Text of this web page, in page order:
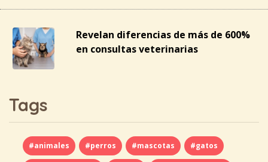
Revelan diferencias de más de 600%
en consultas veterinarias
Tags
#animales #perros #mascotas #gatos